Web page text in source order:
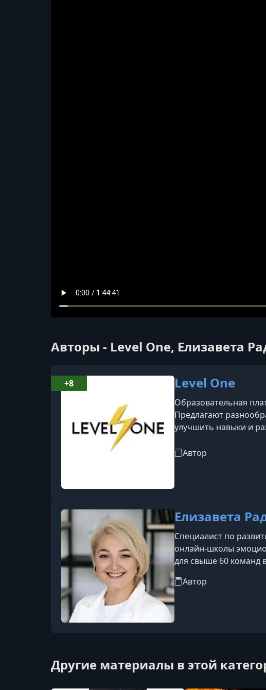
Авторы - Level One, Елизавета
Level One
Образовательная
Предлагают
улучшить навыки и
Автор
+8
Елизавета
Специалист по
онлайн-школы
для свыше 60 команд
Автор
Другие материалы в этой